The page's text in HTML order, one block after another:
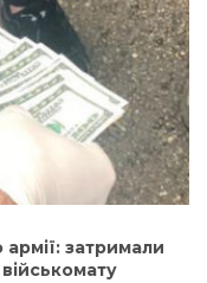
затримали